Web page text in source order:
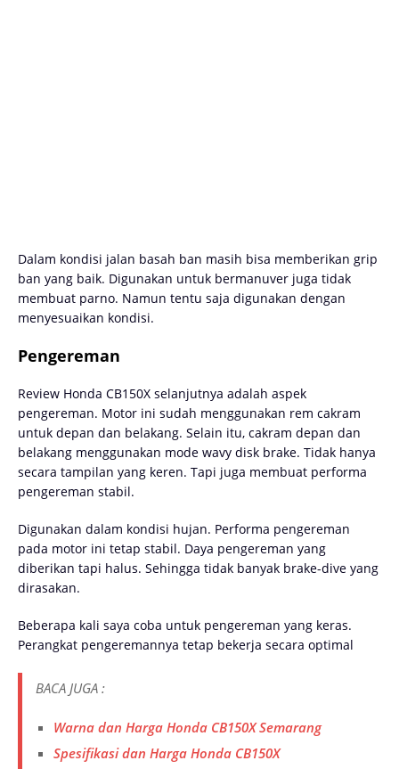
Dalam kondisi jalan basah ban masih bisa memberikan grip
ban yang baik. Digunakan untuk bermanuver juga tidak
membuat parno. Namun tentu saja digunakan dengan
menyesuaikan kondisi.
Pengereman
Review Honda CB150X selanjutnya adalah aspek
pengereman. Motor ini sudah menggunakan rem cakram
untuk depan dan belakang. Selain itu, cakram depan dan
belakang menggunakan mode wavy disk brake. Tidak hanya
secara tampilan yang keren. Tapi juga membuat performa
pengereman stabil.
Digunakan dalam kondisi hujan. Performa pengereman
pada motor ini tetap stabil. Daya pengereman yang
diberikan tapi halus. Sehingga tidak banyak brake-dive yang
dirasakan.
Beberapa kali saya coba untuk pengereman yang keras.
Perangkat pengeremannya tetap bekerja secara optimal
BACA JUGA :
Warna dan Harga Honda CB150X Semarang
Spesifikasi dan Harga Honda CB150X